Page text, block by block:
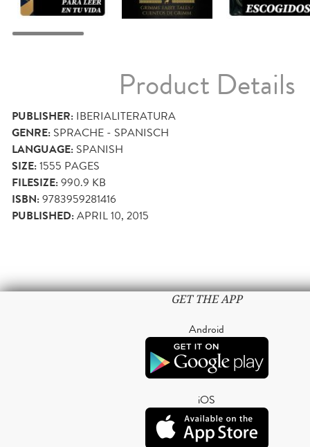
Product Details
PUBLISHER: IBERIALITERATURA
GENRE: SPRACHE - SPANISCH
LANGUAGE: SPANISH
SIZE:1555 PAGES
FILESIZE:990.9 KB
ISBN:9783959281416
PUBLISHED:APRIL 10, 2015
GET THE APP
Android
iOS